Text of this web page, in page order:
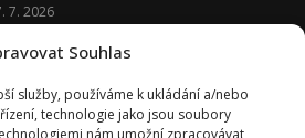
Souhlas
služby, používáme k ukládání a/nebo
technologie jako jsou soubory
nám umožní zpracovávat
7. 2026
7. 2026